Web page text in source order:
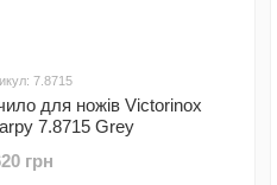
7.8715
для ножів Victorinox
7.8715 Grey
грн